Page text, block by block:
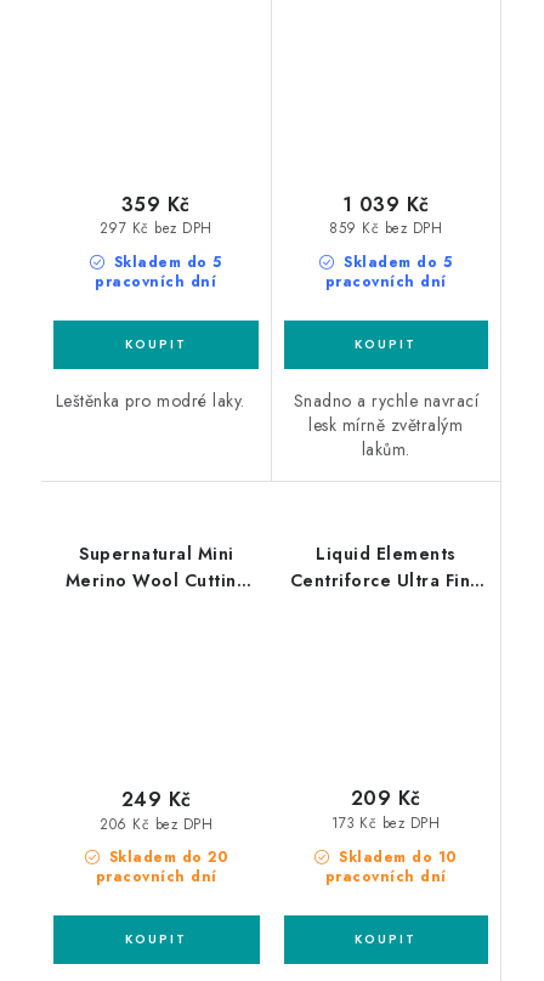
Skladem do 5
pracovních dní
297 Kč bez DPH
359 Kč
Leštěnka pro modré laky.
Skladem do 5
pracovních dní
859 Kč bez DPH
1 039 Kč
Snadno a rychle navrací
lesk mírně zvětralým
lakům.
Supernatural Mini
Merino Wool Cutting
Skladem do 20
pracovních dní
206 Kč bez DPH
249 Kč
Liquid Elements
Centriforce Ultra Fine
Skladem do 10
pracovních dní
173 Kč bez DPH
209 Kč